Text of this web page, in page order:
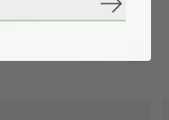
Abonneer